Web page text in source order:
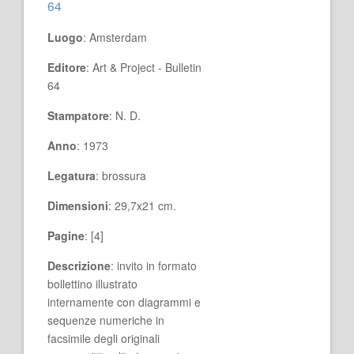
64
Luogo: Amsterdam
Editore: Art & Project - Bulletin
64
Stampatore: N. D.
Anno: 1973
Legatura: brossura
Dimensioni: 29,7x21 cm.
Pagine: [4]
Descrizione: invito in formato
bollettino illustrato
internamente con diagrammi e
sequenze numeriche in
facsimile degli originali